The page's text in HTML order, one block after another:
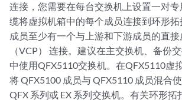
连接，您需要在每台交换机上设置一对
缆将虚拟机箱中的每个成员连接到环形
成员至少有一个与上游和下游成员的直
（VCP） 连接。建议在主交换机、备份
中使用QFX5110交换机。在QFX5110虚
将 QFX5100 成员与 QFX5110 成员混合
QFX 系列或 EX 系列交换机。有关环形拓